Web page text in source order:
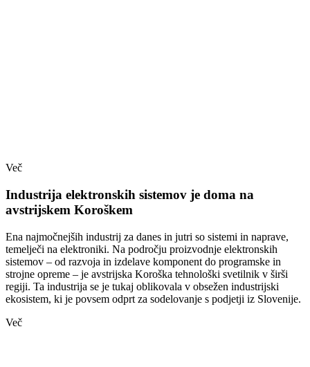
Več
Industrija elektronskih sistemov je doma na
avstrijskem Koroškem
Ena najmočnejših industrij za danes in jutri so sistemi in naprave,
temelječi na elektroniki. Na področju proizvodnje elektronskih
sistemov – od razvoja in izdelave komponent do programske in
strojne opreme – je avstrijska Koroška tehnološki svetilnik v širši
regiji. Ta industrija se je tukaj oblikovala v obsežen industrijski
ekosistem, ki je povsem odprt za sodelovanje s podjetji iz Slovenije.
Več